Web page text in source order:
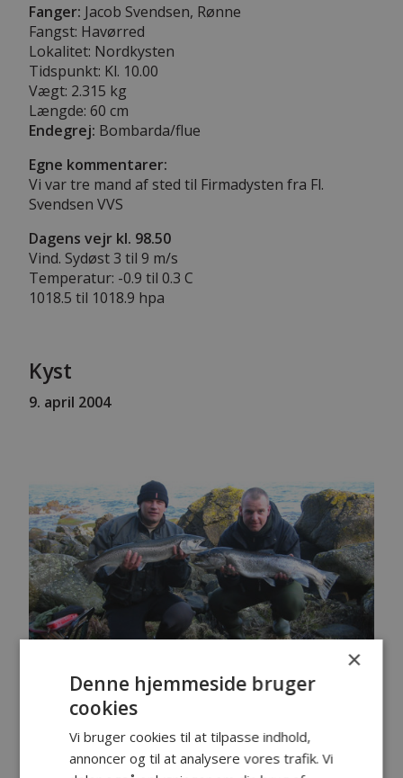
Fanger: Jacob Svendsen, Rønne
Fangst: Havørred
Lokalitet: Nordkysten
Tidspunkt: Kl. 10.00
Vægt: 2.315 kg
Længde: 60 cm
Endegrej: Bombarda/flue
Egne kommentarer:
Vi var tre mand af sted til Firmadysten fra Fl.
Svendsen VVS
Dagens vejr kl. 98.50
Vind. Sydøst 3 til 9 m/s
Temperatur: -0.9 til 0.3 C
1018.5 til 1018.9 hpa
Kyst
9. april 2004
Fanger:Christian Wolf
/ Jacob Svendsen
Fangst: Havørred
Lokalitet:Gudhjem
×
Denne hjemmeside bruger
cookies
Vi bruger cookies til at tilpasse indhold,
annoncer og til at analysere vores trafik. Vi